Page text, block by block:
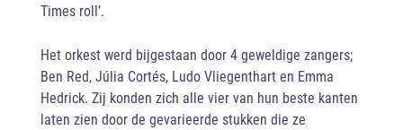
Times roll’.
Het orkest werd bijgestaan door 4 geweldige zangers;
Ben Red, Júlia Cortés, Ludo Vliegenthart en Emma
Hedrick. Zij konden zich alle vier van hun beste kanten
laten zien door de gevarieerde stukken die ze